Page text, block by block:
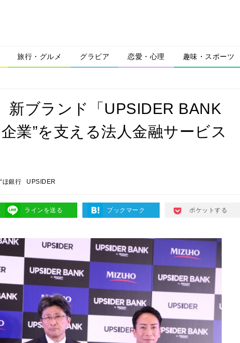
旅行・グルメ グラビア 恋愛・心理 趣味・スポーツ
新ブランド「UPSIDER BANK
業”を支える法人金融サービス
ほ銀行 UPSIDER
ラインを送る ブックマーク ポケットする